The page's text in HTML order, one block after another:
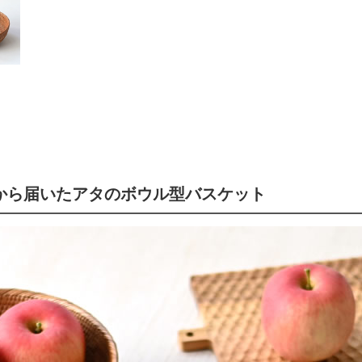
ら届いたアタのボウル型バスケット